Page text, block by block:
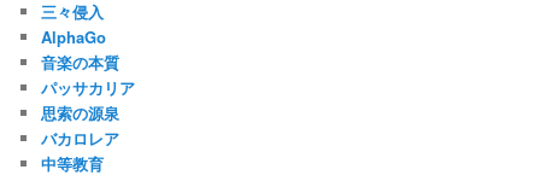
三々侵入
AlphaGo
音楽の本質
パッサカリア
思索の源泉
バカロレア
中等教育